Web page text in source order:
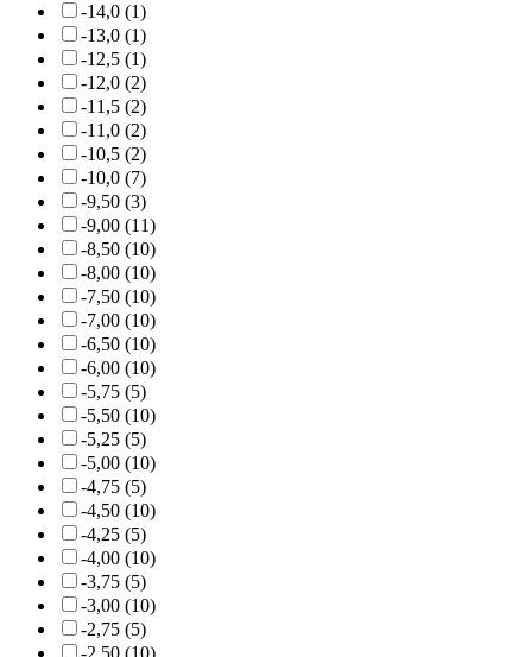
-14,0 (1)
-13,0 (1)
-12,5 (1)
-12,0 (2)
-11,5 (2)
-11,0 (2)
-10,5 (2)
-10,0 (7)
-9,50 (3)
-9,00 (11)
-8,50 (10)
-8,00 (10)
-7,50 (10)
-7,00 (10)
-6,50 (10)
-6,00 (10)
-5,75 (5)
-5,50 (10)
-5,25 (5)
-5,00 (10)
-4,75 (5)
-4,50 (10)
-4,25 (5)
-4,00 (10)
-3,75 (5)
-3,00 (10)
-2,75 (5)